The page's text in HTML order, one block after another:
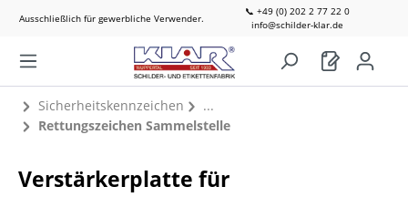
Ausschließlich für gewerbliche Verwender.
📞 +49 (0) 202 2 77 22 0
info@schilder-klar.de
Sicherheitskennzeichen
Rettungszeichen Sammelstelle
Verstärkerplatte für